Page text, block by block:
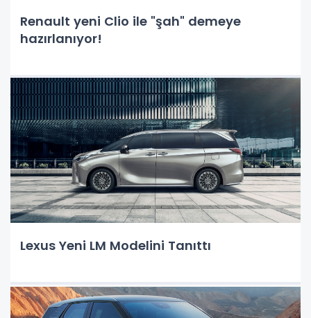
Renault yeni Clio ile "şah" demeye
hazırlanıyor!
Lexus Yeni LM Modelini Tanıttı